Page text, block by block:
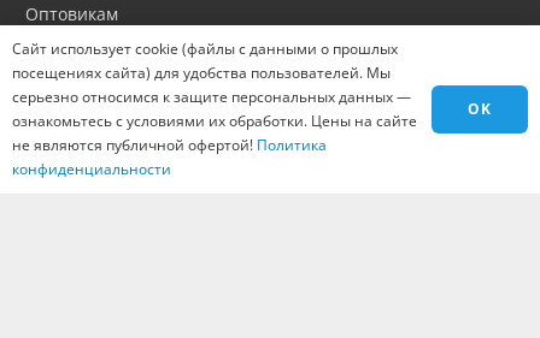
Оптовикам
Материалы
Города
Контакты
Вакансии
Сайт использует cookie (файлы с данными о прошлых
посещениях сайта) для удобства пользователей. Мы
серьезно относимся к защите персональных данных —
ознакомьтесь с условиями их обработки. Цены на сайте
не являются публичной офертой! Политика
конфиденциальности
OK